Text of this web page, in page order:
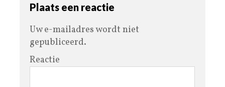
Plaats een reactie
Uw e-mailadres wordt niet
gepubliceerd.
Reactie